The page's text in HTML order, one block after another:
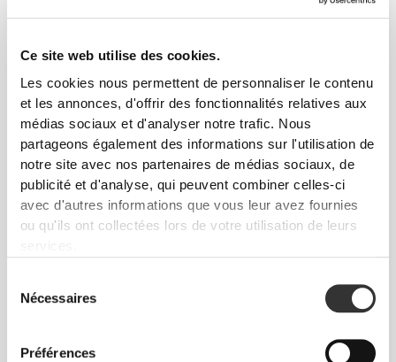
Ce site web utilise des cookies.
Les cookies nous permettent de personnaliser le contenu
et les annonces, d'offrir des fonctionnalités relatives aux
médias sociaux et d'analyser notre trafic. Nous
partageons également des informations sur l'utilisation de
notre site avec nos partenaires de médias sociaux, de
publicité et d'analyse, qui peuvent combiner celles-ci
avec d'autres informations que vous leur avez fournies
ou qu'ils ont collectées lors de votre utilisation de leurs
Nécessaires
Préférences